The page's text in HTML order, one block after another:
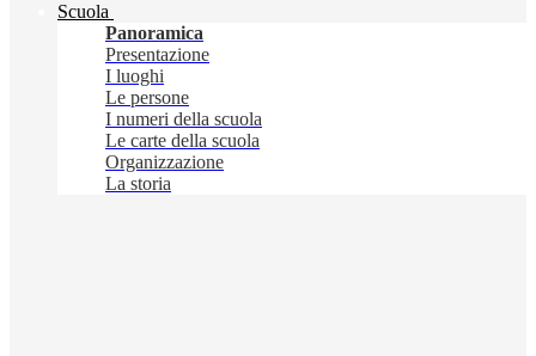
Scuola
Panoramica
Presentazione
I luoghi
Le persone
I numeri della scuola
Le carte della scuola
Organizzazione
La storia